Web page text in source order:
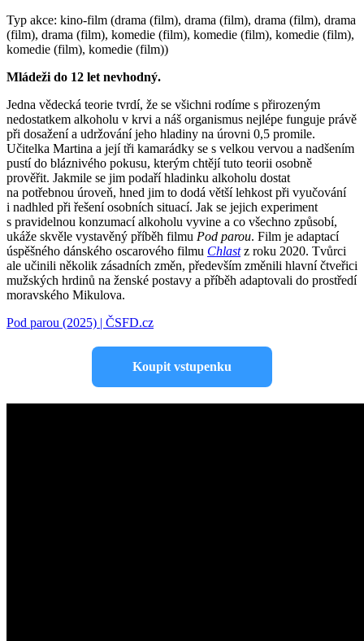
Typ akce: kino-film (drama (film), drama (film), drama (film), drama
(film), drama (film), komedie (film), komedie (film), komedie (film),
komedie (film), komedie (film))
Mládeži do 12 let nevhodný.
Jedna vědecká teorie tvrdí, že se všichni rodíme s přirozeným
nedostatkem alkoholu v krvi a náš organismus nejlépe funguje právě
při dosažení a udržování jeho hladiny na úrovni 0,5 promile.
Učitelka Martina a její tři kamarádky se s velkou vervou a nadšením
pustí do bláznivého pokusu, kterým chtějí tuto teorii osobně
prověřit. Jakmile se jim podaří hladinku alkoholu dostat
na potřebnou úroveň, hned jim to dodá větší lehkost při vyučování
i nadhled při řešení osobních situací. Jak se jejich experiment
s pravidelnou konzumací alkoholu vyvine a co všechno způsobí,
ukáže skvěle vystavěný příběh filmu Pod parou. Film je adaptací
úspěšného dánského oscarového filmu Chlastz roku 2020. Tvůrci
ale učinili několik zásadních změn, především změnili hlavní čtveřici
mužských hrdinů na ženské postavy a příběh adaptovali do prostředí
moravského Mikulova.
Pod parou (2025) | ČSFD.cz
Koupit vstupenku